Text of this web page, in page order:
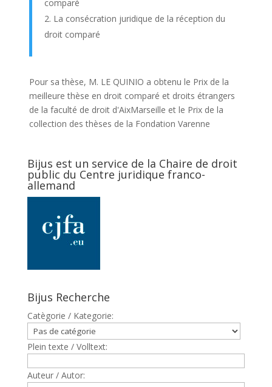
comparé
La consécration juridique de la réception du
droit comparé
Pour sa thèse, M. LE QUINIO a obtenu le Prix de la
meilleure thèse en droit comparé et droits étrangers
de la faculté de droit d'AixMarseille et le Prix de la
collection des thèses de la Fondation Varenne
Bijus est un service de la Chaire de droit
public du Centre juridique franco-
allemand
Bijus Recherche
Catègorie / Kategorie:
Plein texte / Volltext:
Auteur / Autor: